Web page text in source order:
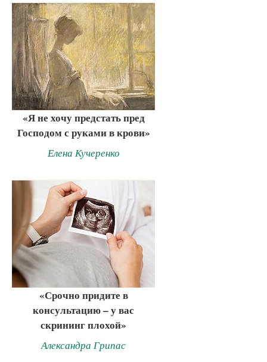
«Я не хочу предстать пред
Господом с руками в крови»
Елена Кучеренко
«Срочно придите в
консультацию – у вас
скрининг плохой»
Александра Грипас